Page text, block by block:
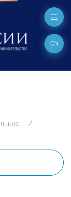
CN
Международная деятельность